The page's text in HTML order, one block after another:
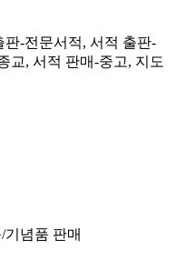
-전문서적, 서적 출판-
교, 서적 판매-중고, 지도
념품 판매